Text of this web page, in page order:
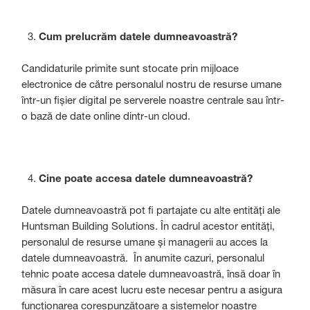
Cum prelucrăm datele dumneavoastră?
Candidaturile primite sunt stocate prin mijloace
electronice de către personalul nostru de resurse umane
într-un fișier digital pe serverele noastre centrale sau într-
o bază de date online dintr-un cloud.
Cine poate accesa datele dumneavoastră?
Datele dumneavoastră pot fi partajate cu alte entități ale
Huntsman Building Solutions. În cadrul acestor entități,
personalul de resurse umane și managerii au acces la
datele dumneavoastră. În anumite cazuri, personalul
tehnic poate accesa datele dumneavoastră, însă doar în
măsura în care acest lucru este necesar pentru a asigura
funcționarea corespunzătoare a sistemelor noastre